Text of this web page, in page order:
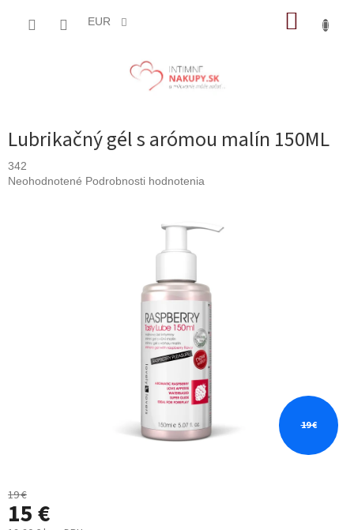
EUR
Lubrikačný gél s arómou malín 150ML
342
Priemerné
Neohodnotené Podrobnosti hodnotenia
19 €
19 €
15 €